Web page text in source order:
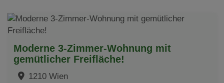
Moderne 3-Zimmer-Wohnung mit
gemütlicher Freifläche!
1210 Wien